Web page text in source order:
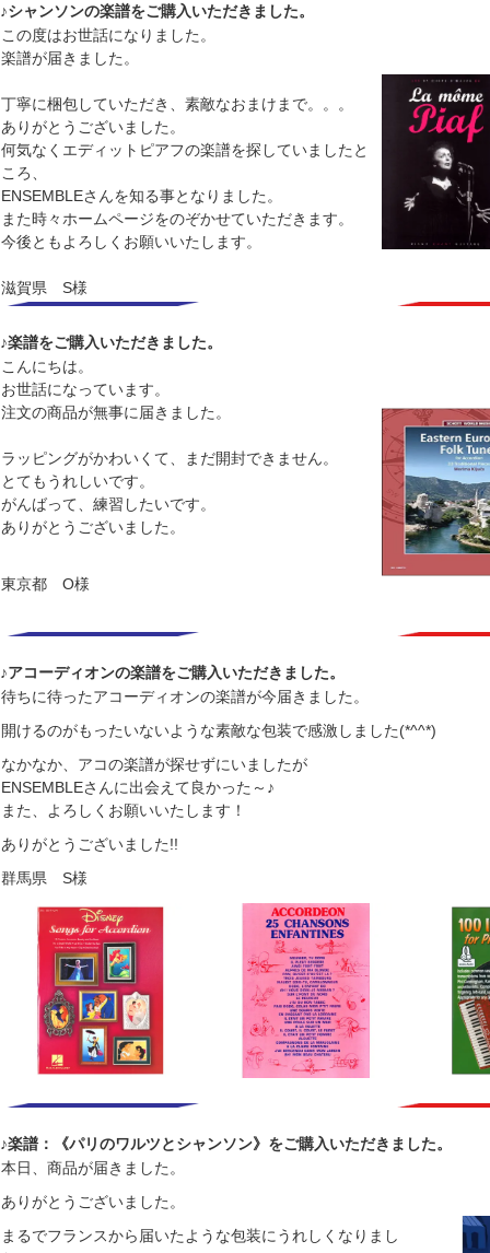
♪シャンソンの楽譜をご購入いただきました。
この度はお世話になりました。
楽譜が届きました。
丁寧に梱包していただき、素敵なおまけまで。。。
ありがとうございました。
何気なくエディットピアフの楽譜を探していましたと
ころ、
ENSEMBLEさんを知る事となりました。
また時々ホームページをのぞかせていただきます。
今後ともよろしくお願いいたします。
滋賀県 S様
♪楽譜をご購入いただきました。
こんにちは。
お世話になっています。
注文の商品が無事に届きました。
ラッピングがかわいくて、まだ開封できません。
とてもうれしいです。
がんばって、練習したいです。
ありがとうございました。
東京都 O様
♪アコーディオンの楽譜をご購入いただきました。
待ちに待ったアコーディオンの楽譜が今届きました。
開けるのがもったいないような素敵な包装で感激しました(*^^*)
なかなか、アコの楽譜が探せずにいましたが
ENSEMBLEさんに出会えて良かった～♪
また、よろしくお願いいたします！
ありがとうございました!!
群馬県 S様
♪楽譜：《パリのワルツとシャンソン》をご購入いただきました。
本日、商品が届きました。
ありがとうございました。
まるでフランスから届いたような包装にうれしくなりまし